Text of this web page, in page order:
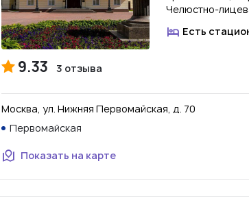
Челюстно-
Есть
9.33 3 отзыва
Москва, ул. Нижняя Первомайская, д. 70
Первомайская
Показать на карте